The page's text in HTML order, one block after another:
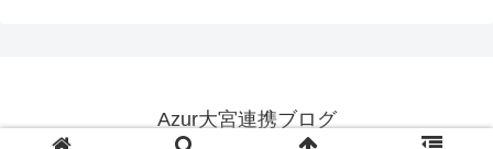
Azur大宮連携ブログ